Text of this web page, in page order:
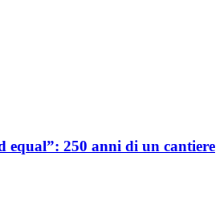
equal”: 250 anni di un cantiere